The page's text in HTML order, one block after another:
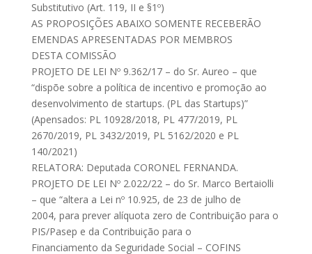
Substitutivo (Art. 119, II e §1º)
AS PROPOSIÇÕES ABAIXO SOMENTE RECEBERÃO
EMENDAS APRESENTADAS POR MEMBROS
DESTA COMISSÃO
PROJETO DE LEI Nº 9.362/17 – do Sr. Aureo – que
“dispõe sobre a política de incentivo e promoção ao
desenvolvimento de startups. (PL das Startups)”
(Apensados: PL 10928/2018, PL 477/2019, PL
2670/2019, PL 3432/2019, PL 5162/2020 e PL
140/2021)
RELATORA: Deputada CORONEL FERNANDA.
PROJETO DE LEI Nº 2.022/22 – do Sr. Marco Bertaiolli
– que “altera a Lei nº 10.925, de 23 de julho de
2004, para prever alíquota zero de Contribuição para o
PIS/Pasep e da Contribuição para o
Financiamento da Seguridade Social – COFINS